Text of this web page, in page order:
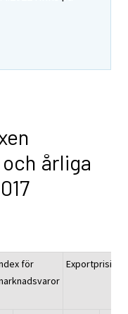
årliga
för